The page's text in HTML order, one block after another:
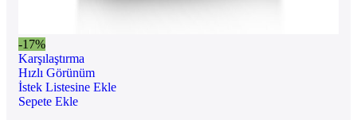
-17%
Karşılaştırma
Hızlı Görünüm
İstek Listesine Ekle
Sepete Ekle